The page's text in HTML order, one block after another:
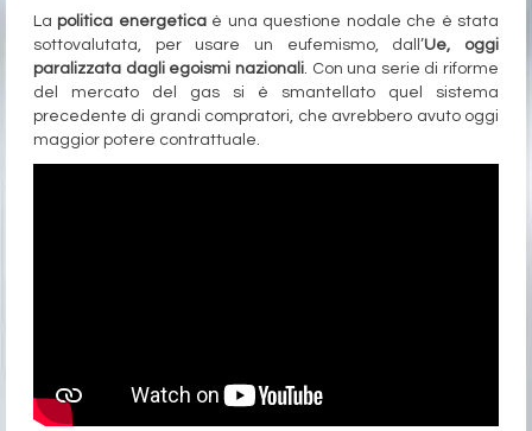
La politica energeticaè una questione nodale che è stata
sottovalutata, per usare un eufemismo, dall’Ue, oggi
paralizzata dagli egoismi nazionali. Con una serie di riforme
del mercato del gas si è smantellato quel sistema
precedente di grandi compratori, che avrebbero avuto oggi
maggior potere contrattuale.